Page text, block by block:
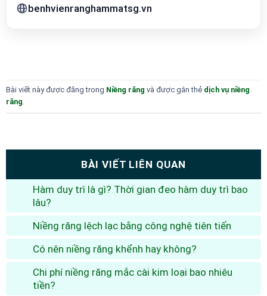
benhvienranghammatsg.vn
Bài viết này được đăng trong Niềng răng và được gắn thẻ dịch vụ niềng
răng.
BÀI VIẾT LIÊN QUAN
Hàm duy trì là gì? Thời gian đeo hàm duy trì bao
lâu?
Niềng răng lệch lạc bằng công nghệ tiên tiến
Có nên niềng răng khểnh hay không?
Chi phí niềng răng mắc cài kim loại bao nhiêu
tiền?